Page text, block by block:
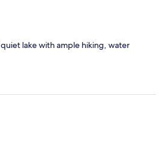
lake with ample hiking, water